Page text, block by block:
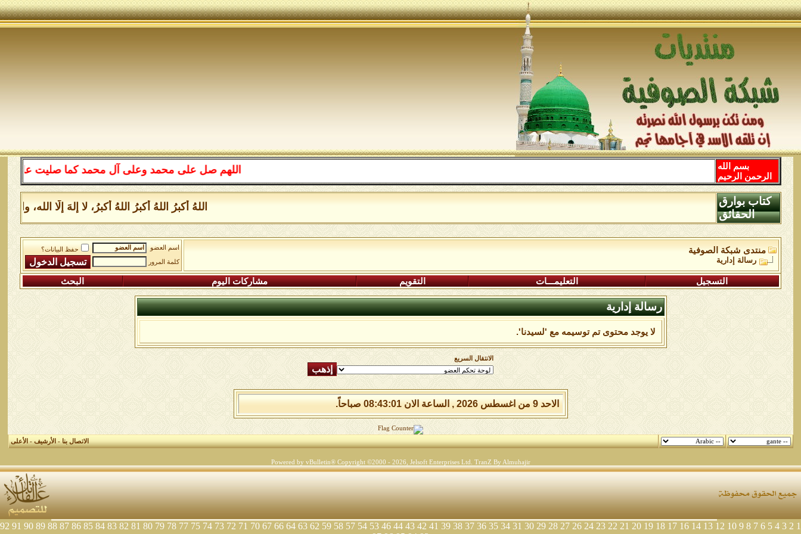
اللهم صل على محمد وعلى آل محمد كما صليت على
بسم الله
الرحمن الرحيم
اللهُ أكبرُ اللهُ أكبرُ اللهُ أكبرُ، لا إلهَ إلَّا الله،
كتاب بوارق
الحقائق
منتدى شبكة الصوفية
رسالة إدارية
اسم العضو
حفظ البيانات؟
كلمة المرور
التسجيل التعليمـــات التقويم مشاركات اليوم البحث
رسالة إدارية
لا يوجد محتوى تم توسيمه مع 'لسيدنا'.
الانتقال السريع
الاحد 9 من اغسطس 2026 , الساعة الان 08:43:01 صباحاً.
الاتصال بنا-الأرشيف-الأعلى
Powered by vBulletin® Copyright ©2000 - 2026, Jelsoft Enterprises Ltd. TranZ By Almuhajir
1
2
3
4
5
6
7
8
9
10
12
13
14
16
17
18
19
20
21
22
23
24
26
27
28
29
30
31
34
35
36
37
38
39
41
42
43
44
46
53
54
57
58
59
62
63
64
66
67
70
71
72
73
74
75
77
78
79
80
81
82
83
84
85
86
87
88
89
90
91
92